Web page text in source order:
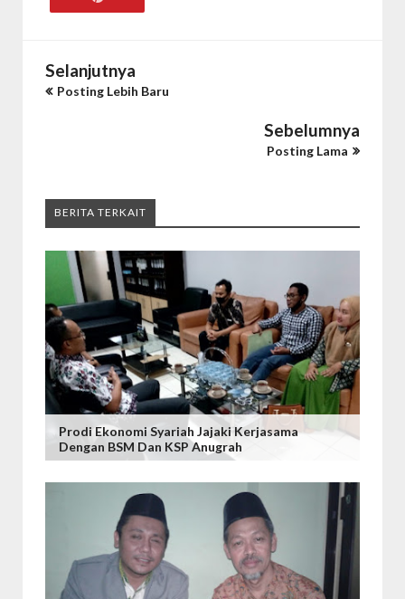
Selanjutnya
Posting Lebih Baru
Sebelumnya
Posting Lama
BERITA TERKAIT
Prodi Ekonomi Syariah Jajaki Kerjasama
Dengan BSM Dan KSP Anugrah